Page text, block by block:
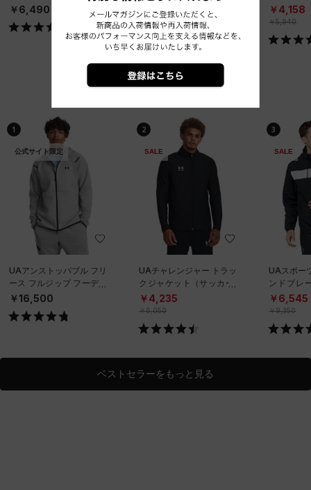
（ライフスタイル/UNISE
￥6,490
グ/MEN）
￥2,970
ーニング/
￥4,158
￥5,940
ベストセラー
1
公式サイト限定
UAアンストッパブル フリ
ース フルジップ フーディ
ー（トレーニング/MEN）
￥16,500
2
SALE
UAチャレンジャー トラッ
クジャケット（サッカー/
MEN）
￥4,235
￥6,050
3
SALE
UAスポー
ンドブレ
ニング/
￥6,545
￥9,350
ベストセラーをもっと見る